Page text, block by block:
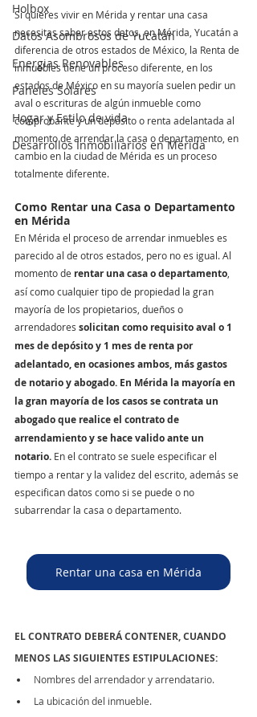
Holbox
Datos Asombrosos de Yucatán
Energias Renovables
Paneles Solares
Hogar y Estilo de vida
Desarrollos Inmobiliarios en Mérida
Si quieres vivir en Mérida y rentar una casa
necesitas saber estos datos, en Mérida, Yucatán a
diferencia de otros estados de México, la Renta de
inmuebles tiene un proceso diferente, en los
estados de México en su mayoría suelen pedir un
aval o escrituras de algún inmueble como
comprobante y un depósito o renta adelantada al
momento de arrendar la casa o departamento, en
cambio en la ciudad de Mérida es un proceso
totalmente diferente.
Como Rentar una Casa o Departamento
en Mérida
En Mérida el proceso de arrendar inmuebles es
parecido al de otros estados, pero no es igual. Al
momento de rentar una casa o departamento
así como cualquier tipo de propiedad la gran
mayoría de los propietarios, dueños o
arrendadores solicitan como requisito aval o 1
mes de depósito y 1 mes de renta por
adelantado, en ocasiones ambos, más gastos
de notario y abogado. En Mérida la mayoría en
la gran mayoría de los casos se contrata un
abogado que realice el contrato de
arrendamiento y se hace valido ante un
notario. En el contrato se suele especificar el
tiempo a rentar y la validez del escrito, además se
especifican datos como si se puede o no
subarrendar la casa o departamento.
Rentar una casa en Mérida
EL CONTRATO DEBERÁ CONTENER, CUANDO
MENOS LAS SIGUIENTES ESTIPULACIONES:
Nombres del arrendador y arrendatario.
La ubicación del inmueble.